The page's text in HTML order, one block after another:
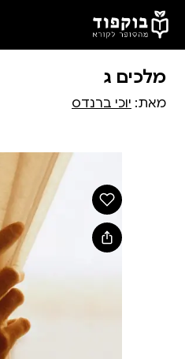
דלג לתוכן הראשי
מלכים ג
מאת: יוכי ברנדס